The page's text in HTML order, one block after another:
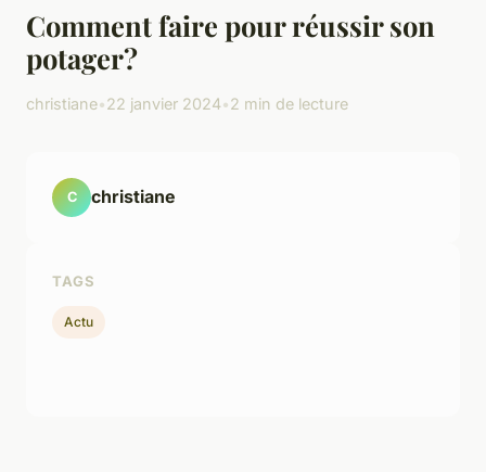
Comment faire pour réussir son
potager?
christiane•22 janvier 2024•2 min de lecture
C christiane
TAGS
Actu